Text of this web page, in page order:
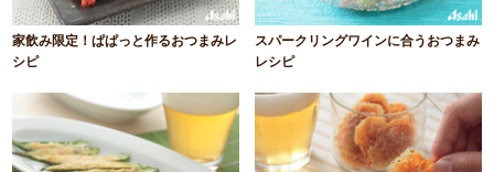
家飲み限定！ぱぱっと作るおつまみレ
シピ
スパークリングワインに合うおつまみ
レシピ